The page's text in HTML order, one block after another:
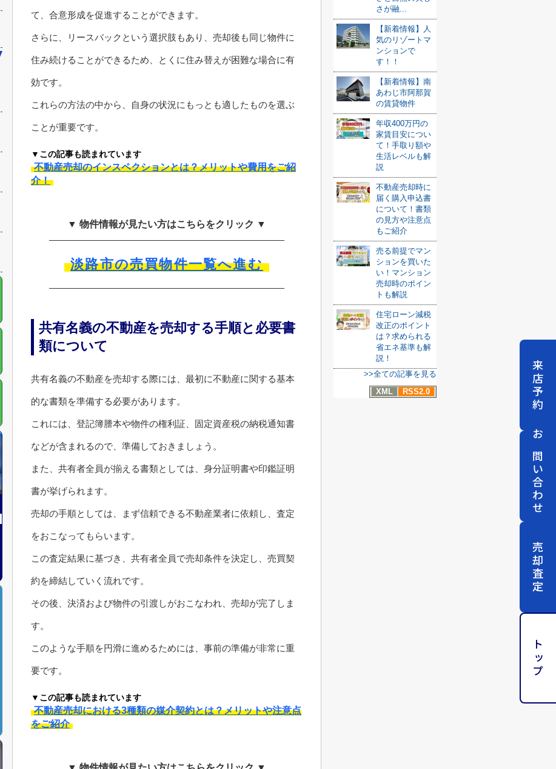
て、合意形成を促進することができます。
さらに、リースバックという選択肢もあり、売却後も同じ物件に
住み続けることができるため、とくに住み替えが困難な場合に有
効です。
これらの方法の中から、自身の状況にもっとも適したものを選ぶ
ことが重要です。
▼この記事も読まれています
不動産売却のインスペクションとは？メリットや費用をご紹
介！
▼ 物件情報が見たい方はこちらをクリック ▼
淡路市の売買物件一覧へ進む
共有名義の不動産を売却する手順と必要書
類について
共有名義の不動産を売却する際には、最初に不動産に関する基本
的な書類を準備する必要があります。
これには、登記簿謄本や物件の権利証、固定資産税の納税通知書
などが含まれるので、準備しておきましょう。
また、共有者全員が揃える書類としては、身分証明書や印鑑証明
書が挙げられます。
売却の手順としては、まず信頼できる不動産業者に依頼し、査定
をおこなってもらいます。
この査定結果に基づき、共有者全員で売却条件を決定し、売買契
約を締結していく流れです。
その後、決済および物件の引渡しがおこなわれ、売却が完了しま
す。
このような手順を円滑に進めるためには、事前の準備が非常に重
要です。
▼この記事も読まれています
不動産売却における3種類の媒介契約とは？メリットや注意点
をご紹介
さが融...
【新着情報】人
気のリゾートマ
ンションで
す！！
【新着情報】南
あわじ市阿那賀
の賃貸物件
年収400万円の
家賃目安につい
て！手取り額や
生活レベルも解
説
不動産売却時に
届く購入申込書
について！書類
の見方や注意点
もご紹介
売る前提でマン
ションを買いた
い！マンション
売却時のポイン
トも解説
住宅ローン減税
改正のポイント
は？求められる
省エネ基準も解
説！
>>全ての記事を見る
XML
RSS2.0 来店予約
お問い合わせ
売却査定
トップ